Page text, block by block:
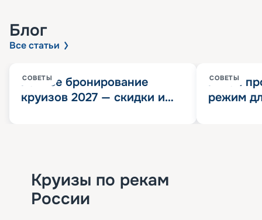
Блог
Все статьи
СОВЕТЫ
Раннее бронирование
круизов 2027 — скидки и
СОВЕТЫ
Китай
режим
Круизы по рекам
России